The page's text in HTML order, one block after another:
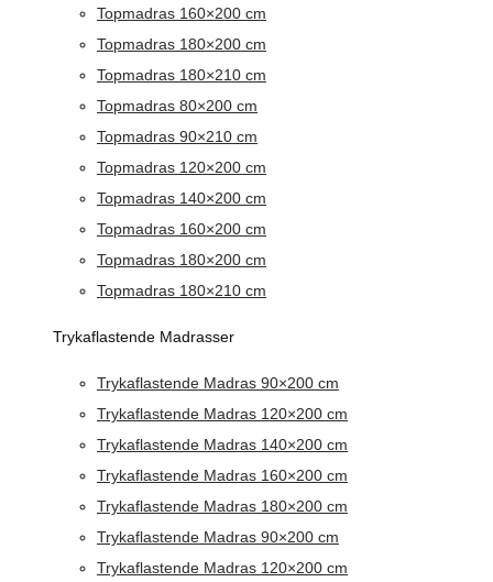
Topmadras 160×200 cm
Topmadras 180×200 cm
Topmadras 180×210 cm
Topmadras 80×200 cm
Topmadras 90×210 cm
Topmadras 120×200 cm
Topmadras 140×200 cm
Topmadras 160×200 cm
Topmadras 180×200 cm
Topmadras 180×210 cm
Trykaflastende Madrasser
Trykaflastende Madras 90×200 cm
Trykaflastende Madras 120×200 cm
Trykaflastende Madras 140×200 cm
Trykaflastende Madras 160×200 cm
Trykaflastende Madras 180×200 cm
Trykaflastende Madras 90×200 cm
Trykaflastende Madras 120×200 cm